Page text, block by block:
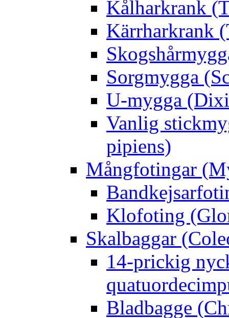
Kålharkrank
Kärrharkrank
Sorgmygga
U-mygga
Vanlig
pipiens)
Mångfotingar
Klofoting
Skalbaggar
14-prickig
Bladbagge